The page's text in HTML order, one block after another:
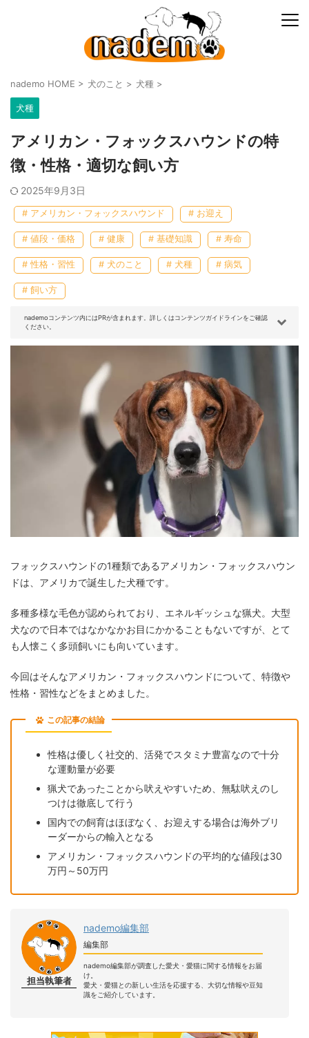
nademo HOME > 犬のこと > 犬種 >
犬種
アメリカン・フォックスハウンドの特
徴・性格・適切な飼い方
2025年9月3日
# アメリカン・フォックスハウンド # お迎え
# 値段・価格 # 健康 # 基礎知識 # 寿命
# 性格・習性 # 犬のこと # 犬種 # 病気
# 飼い方
nademoコンテンツ内にはPRが含まれます。詳しくはコンテンツガイドラインをご確認
ください。
フォックスハウンドの1種類であるアメリカン・フォックスハウン
ドは、アメリカで誕生した犬種です。
多種多様な毛色が認められており、エネルギッシュな猟犬。大型
犬なので日本ではなかなかお目にかかることもないですが、とて
も人懐こく多頭飼いにも向いています。
今回はそんなアメリカン・フォックスハウンドについて、特徴や
性格・習性などをまとめました。
この記事の結論
性格は優しく社交的、活発でスタミナ豊富なので十分
な運動量が必要
猟犬であったことから吠えやすいため、無駄吠えのし
つけは徹底して行う
国内での飼育はほぼなく、お迎えする場合は海外ブリ
ーダーからの輸入となる
アメリカン・フォックスハウンドの平均的な値段は30
万円～50万円
担当執筆者
nademo編集部
編集部
nademo編集部が調査した愛犬・愛猫に関する情報をお届
け。
愛犬・愛猫との新しい生活を応援する、大切な情報や豆知
識をご紹介しています。